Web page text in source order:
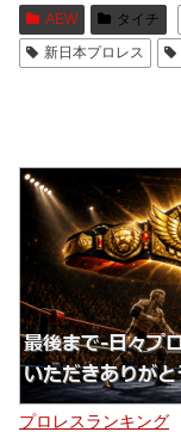
AEW タイチ
新日本プロレス
プロレスランキング